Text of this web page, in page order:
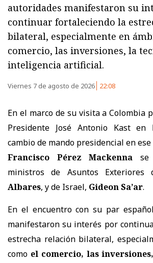
autoridades manifestaron su
continuar fortaleciendo la
bilateral, especialmente en
comercio, las inversiones, la
inteligencia artificial.
Viernes 7 de agosto de 2026 22:08
En el marco de su visita a Colombia
Presidente José Antonio Kast en
cambio de mando presidencial en
Francisco Pérez Mackenna se
ministros de Asuntos Exteriores
Albares, y de Israel, Gideon Sa’ar.
En el encuentro con su par
manifestaron su interés por
estrecha relación bilateral,
como el comercio, las